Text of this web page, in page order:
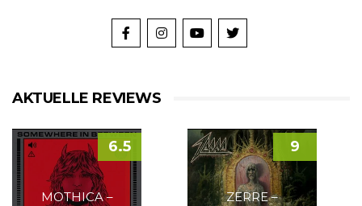
AKTUELLE REVIEWS
MOTHICA –
6.5
ZERRE –
9